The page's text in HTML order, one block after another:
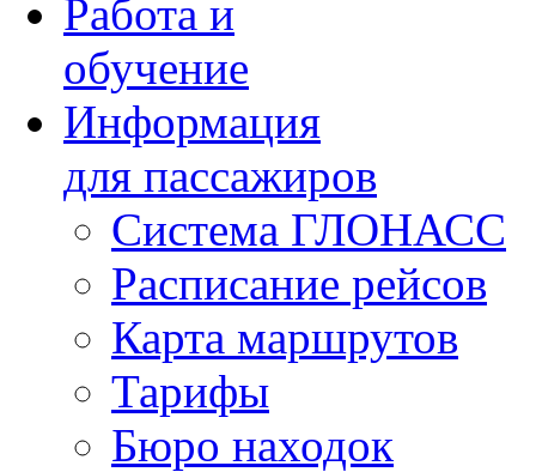
Работа и
обучение
Информация
для пассажиров
Система ГЛОНАСС
Расписание рейсов
Карта маршрутов
Тарифы
Бюро находок